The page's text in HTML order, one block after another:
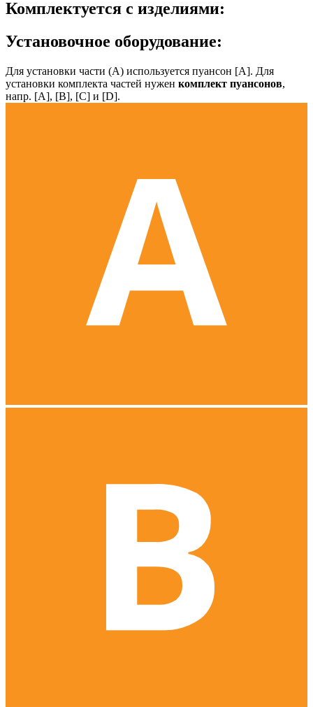
Комплектуется с изделиями:
Установочное оборудование:
Для установки части (А) используется пуансон [А]. Для
установки комплекта частей нужен комплект пуансонов,
напр. [А], [B], [С] и [D].